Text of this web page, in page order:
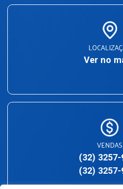
Ver no
VENDAS
(32) 3257-
(32) 3257-